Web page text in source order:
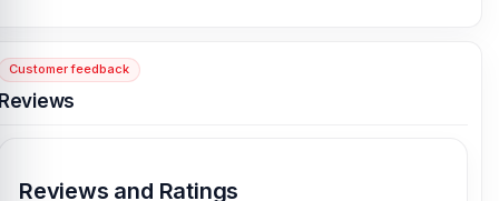
Dhaka – 1215.
Customer feedback
Reviews and Ratings